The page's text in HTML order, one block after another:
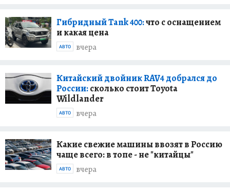
Гибридный Tank 400:что с оснащением
и какая цена
вчера
АВТО
Китайский двойник RAV4 добрался до
России:сколько стоит Toyota
Wildlander
вчера
АВТО
Какие свежие машины ввозят в Россию
чаще всего: в топе - не "китайцы"
вчера
АВТО